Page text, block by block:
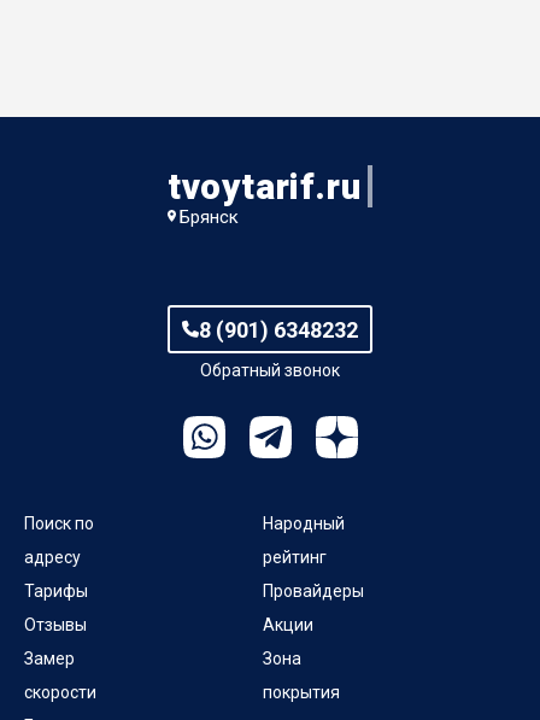
tvoytarif.ru
Брянск
8 (901) 6348232
Обратный звонок
Поиск по
адресу
Тарифы
Отзывы
Замер
скорости
Народный
рейтинг
Провайдеры
Акции
Зона
покрытия